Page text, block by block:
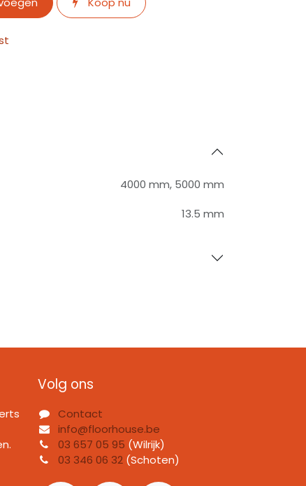
4000 mm, 5000 mm
13.5 mm
Volg ons
Contact
info@floorhouse.be
03 657 05 95 (Wilrijk)
03 346 06 32(Schoten)